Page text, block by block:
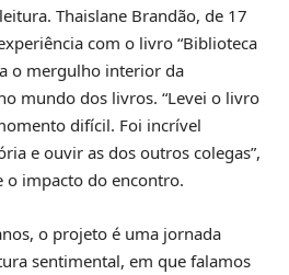
Thaislane Brandão, de 17
com o livro “Biblioteca
o mergulho interior da
mundo dos livros. “Levei o livro
difícil. Foi incrível
e ouvir as dos outros colegas”,
o impacto do encontro.
o projeto é uma jornada
sentimental, em que falamos